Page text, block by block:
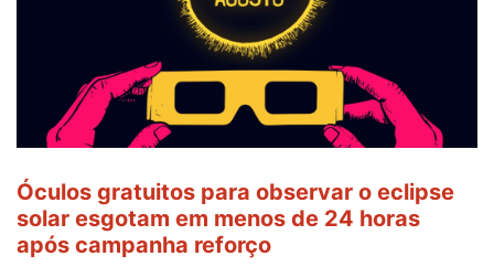
ser
o
quarto
a
a
meta
em
Óculos gratuitos para observar o eclipse
solar esgotam em menos de 24 horas
após campanha reforço